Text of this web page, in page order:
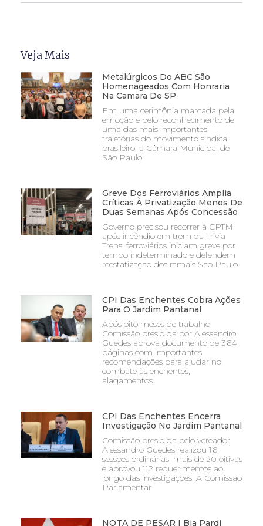
Veja Mais
Metalúrgicos Do ABC São
Homenageados Com Honraria
Na Camara De SP
Em uma cerimônia marcada pela
emoção e pelo reconhecimento de
uma das mais importantes
trajetórias do movimento sindical
brasileiro, a Câmara Municipal de
São Paulo
Greve Dos Ferroviários Amplia
Críticas À Privatização Menos De
Duas Semanas Após Concessão
Governo precisou recorrer à CPTM
após incêndio em trem da Trivia
Trens; ferroviários iniciam greve por
tempo indeterminado e defendem
reestatização dos ramais São Paulo
CPI Das Enchentes Cobra Ações
Para O Jardim Pantanal
Após oito meses de trabalho,
Comissão presidida por Alessandro
Guedes aprova documento de 364
páginas com importantes
recomendações para ajudar no
combate às enchentes,
alagamentos
CPI Das Enchentes Encerra
Investigação No Jardim Pantanal
Comissão presidida pelo vereador
Alessandro Guedes realizou 16
sessões ordinárias, mais de 20 oitivas
e aprovou 112 requerimentos ao
longo das investigações. A Comissão
Parlamentar
NOTA DE PESAR | Bia Pardi